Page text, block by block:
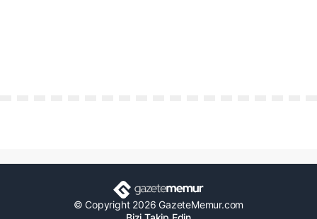
© Copyright 2026 GazeteMemur.com